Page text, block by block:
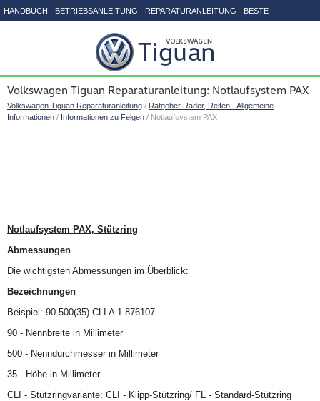
HANDBUCH BETRIEBSANLEITUNG REPARATURANLEITUNG BESTE
Volkswagen Tiguan Reparaturanleitung: Notlaufsystem PAX
Volkswagen Tiguan Reparaturanleitung / Ratgeber Räder, Reifen - Allgemeine
Informationen / Informationen zu Felgen / Notlaufsystem PAX
Notlaufsystem PAX, Stützring
Abmessungen
Die wichtigsten Abmessungen im Überblick:
Bezeichnungen
Beispiel: 90-500(35) CLI A 1 876107
90 - Nennbreite in Millimeter
500 - Nenndurchmesser in Millimeter
35 - Höhe in Millimeter
CLI - Stützringvariante: CLI - Klipp-Stützring/ FL - Standard-Stützring